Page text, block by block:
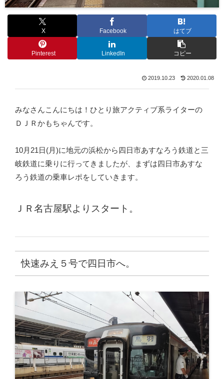
X Facebook はてブ
Pinterest LinkedIn コピー
2019.10.23 2020.01.08
みなさんこんにちは！ひとり旅アクティブ系ライターの
ＤＪＲかもちゃんです。
10月21日(月)に地元の浜松から四日市あすなろう鉄道と三
岐鉄道に乗りに行ってきましたが、まずは四日市あすな
ろう鉄道の乗車レポをしていきます。
ＪＲ名古屋駅よりスタート。
快速みえ５号で四日市へ。